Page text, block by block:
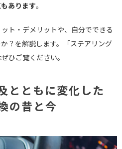
あります。
ト・デメリットや、自分でできる
？を解説します。「ステアリング
ひご覧ください。
とともに変化した
の昔と今